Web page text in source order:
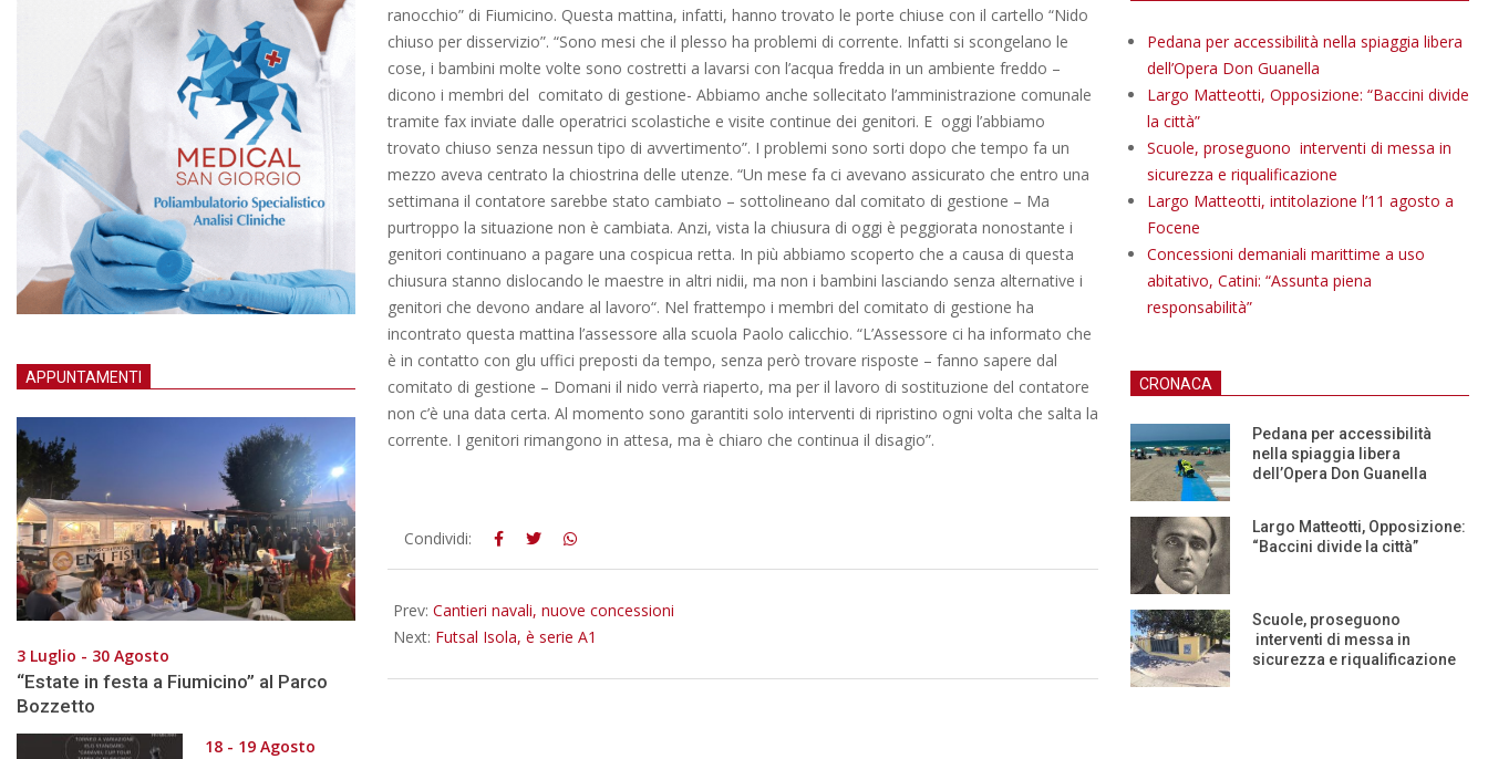
ranocchio” di Fiumicino. Questa mattina, infatti, hanno trovato le porte chiuse con il cartello “Nido
chiuso per disservizio”. “Sono mesi che il plesso ha problemi di corrente. Infatti si scongelano le
cose, i bambini molte volte sono costretti a lavarsi con l’acqua fredda in un ambiente freddo –
dicono i membri del comitato di gestione- Abbiamo anche sollecitato l’amministrazione comunale
tramite fax inviate dalle operatrici scolastiche e visite continue dei genitori. E oggi l’abbiamo
trovato chiuso senza nessun tipo di avvertimento”. I problemi sono sorti dopo che tempo fa un
mezzo aveva centrato la chiostrina delle utenze. “Un mese fa ci avevano assicurato che entro una
settimana il contatore sarebbe stato cambiato – sottolineano dal comitato di gestione – Ma
purtroppo la situazione non è cambiata. Anzi, vista la chiusura di oggi è peggiorata nonostante i
genitori continuano a pagare una cospicua retta. In più abbiamo scoperto che a causa di questa
chiusura stanno dislocando le maestre in altri nidii, ma non i bambini lasciando senza alternative i
genitori che devono andare al lavoro“. Nel frattempo i membri del comitato di gestione ha
incontrato questa mattina l’assessore alla scuola Paolo calicchio. “L’Assessore ci ha informato che
è in contatto con glu uffici preposti da tempo, senza però trovare risposte – fanno sapere dal
comitato di gestione – Domani il nido verrà riaperto, ma per il lavoro di sostituzione del contatore
non c’è una data certa. Al momento sono garantiti solo interventi di ripristino ogni volta che salta la
corrente. I genitori rimangono in attesa, ma è chiaro che continua il disagio”.
2016-
03-
Condividi:
Prev: Cantieri navali, nuove concessioni
Next: Futsal Isola, è serie A1
APPUNTAMENTI
3 Luglio - 30 Agosto
“Estate in festa a Fiumicino” al Parco
Bozzetto
18 - 19 Agosto
Pedana per accessibilità nella spiaggia libera
dell’Opera Don Guanella
Largo Matteotti, Opposizione: “Baccini divide
la città”
Scuole, proseguono interventi di messa in
sicurezza e riqualificazione
Largo Matteotti, intitolazione l’11 agosto a
Focene
Concessioni demaniali marittime a uso
abitativo, Catini: “Assunta piena
responsabilità”
CRONACA
Pedana per accessibilità
nella spiaggia libera
dell’Opera Don Guanella
Largo Matteotti, Opposizione:
“Baccini divide la città”
Scuole, proseguono
interventi di messa in
sicurezza e riqualificazione